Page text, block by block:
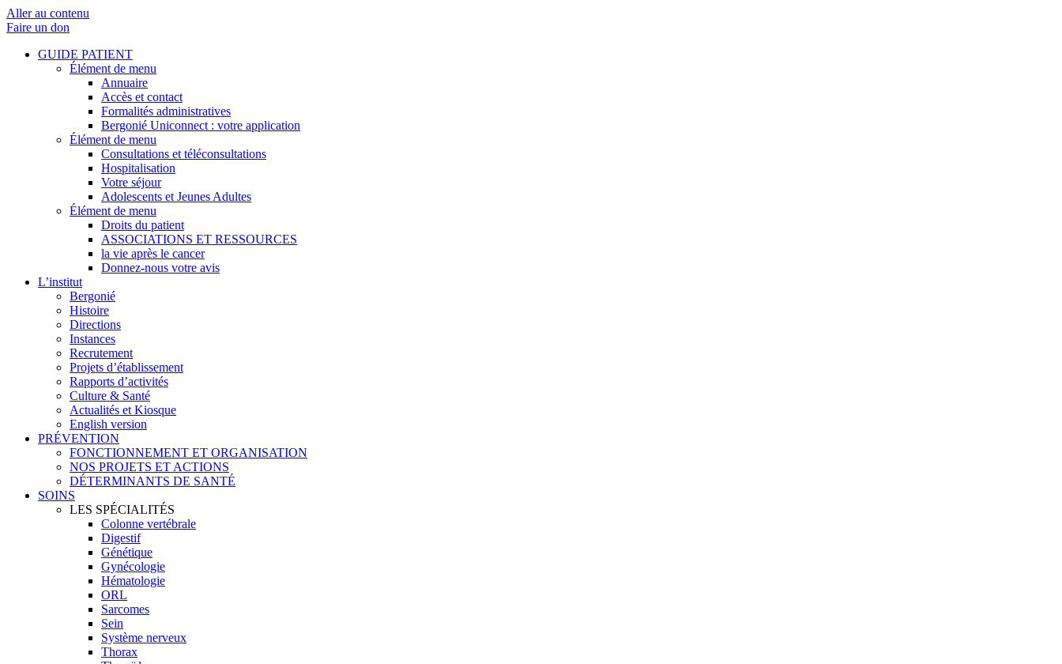
Aller au contenu
Faire un don
GUIDE PATIENT
Élément de menu
Annuaire
Accès et contact
Formalités administratives
Bergonié Uniconnect : votre application
Élément de menu
Consultations et téléconsultations
Hospitalisation
Votre séjour
Adolescents et Jeunes Adultes
Élément de menu
Droits du patient
ASSOCIATIONS ET RESSOURCES
la vie après le cancer
Donnez-nous votre avis
L’institut
Bergonié
Histoire
Directions
Instances
Recrutement
Projets d’établissement
Rapports d’activités
Culture & Santé
Actualités et Kiosque
English version
PRÉVENTION
FONCTIONNEMENT ET ORGANISATION
NOS PROJETS ET ACTIONS
DÉTERMINANTS DE SANTÉ
SOINS
LES SPÉCIALITÉS
Colonne vertébrale
Digestif
Génétique
Gynécologie
Hématologie
ORL
Sarcomes
Sein
Système nerveux
Thorax